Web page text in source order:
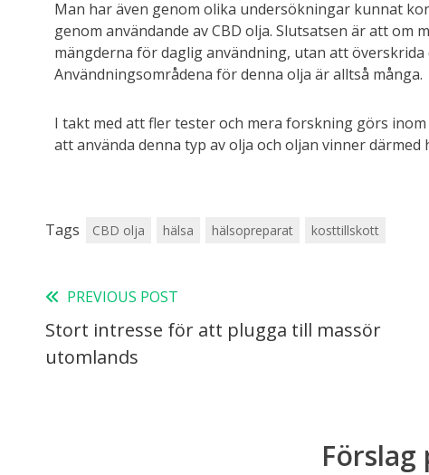
Man har även genom olika undersökningar kunnat
genom användande av CBD olja. Slutsatsen är att om
mängderna för daglig användning, utan att
Användningsområdena för denna olja är alltså många.
I takt med att fler tester och mera forskning görs
att använda denna typ av olja och oljan vinner
Tags CBD olja hälsa hälsopreparat kosttillskott
PREVIOUS POST
Stort intresse för att plugga till massör
utomlands